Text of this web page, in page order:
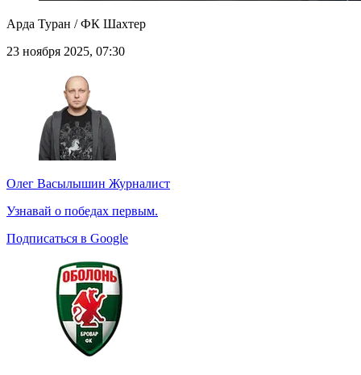
Арда Туран / ФК Шахтер
23 ноября 2025, 07:30
Олег Васылышин Журналист
Узнавай о победах первым.
Подписаться в Google